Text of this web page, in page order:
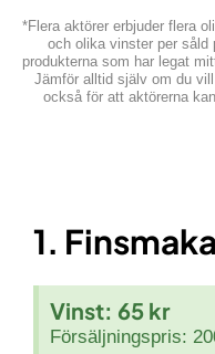
*Flera aktörer erbjuder flera
och olika vinster per såld
produkterna som har legat
Jämför alltid själv om du
också för att aktörerna
1.
Vinst: 65 kr
Försäljningspris: